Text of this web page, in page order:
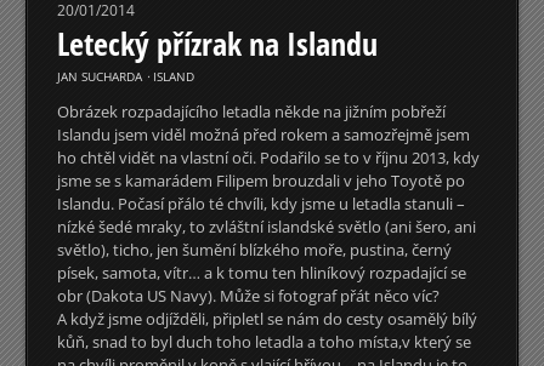
20/01/2014
Letecký přízrak na Islandu
JAN SUCHARDA ⋅ ISLAND
Obrázek rozpadajícího letadla někde na jižním pobřeží
Islandu jsem viděl možná před rokem a samozřejmě jsem
ho chtěl vidět na vlastní oči. Podařilo se to v říjnu 2013, kdy
jsme se s kamarádem Filipem brouzdali v jeho Toyotě po
Islandu. Počasí přálo té chvíli, kdy jsme u letadla stanuli –
nízké šedé mraky, to zvláštní islandské světlo (ani šero, ani
světlo), ticho, jen šumění blízkého moře, pustina, černý
písek, samota, vítr… a k tomu ten hliníkový rozpadající se
obr (Dakota US Navy). Může si fotograf přát něco víc?
A když jsme odjížděli, připletl se nám do cesty osamělý bílý
kůň, snad to byl duch toho letadla a toho místa,v který se